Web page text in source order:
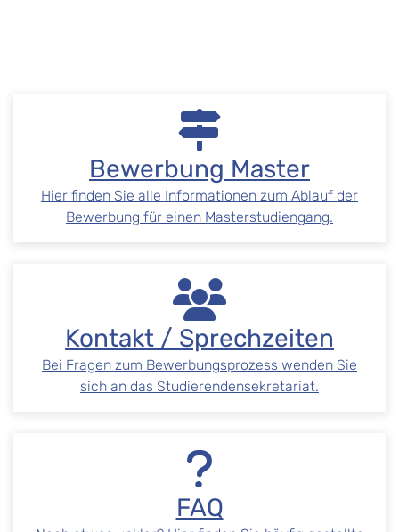
Bewerbung Master
Hier finden Sie alle Informationen zum Ablauf der
Bewerbung für einen Masterstudiengang.
Kontakt / Sprechzeiten
Bei Fragen zum Bewerbungsprozess wenden Sie
sich an das Studierendensekretariat.
FAQ